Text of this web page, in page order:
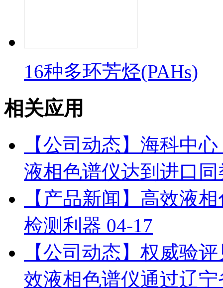
16种多环芳烃(PAHs)
相关应用
【公司动态】海科中
液相色谱仪达到进口
【产品新闻】高效液
检测利器 04-17
【公司动态】权威验
效液相色谱仪通过辽